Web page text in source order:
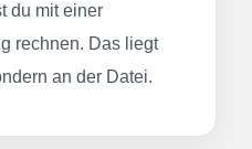
du mit einer
rechnen. Das liegt
an der Datei.